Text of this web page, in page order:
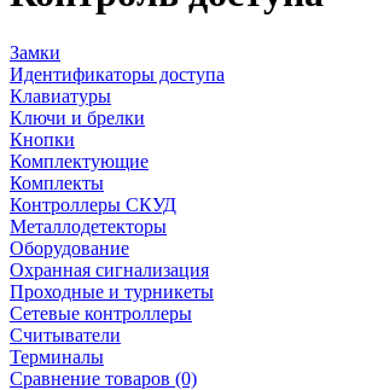
Замки
Идентификаторы доступа
Клавиатуры
Ключи и брелки
Кнопки
Комплектующие
Комплекты
Контроллеры СКУД
Металлодетекторы
Оборудование
Охранная сигнализация
Проходные и турникеты
Сетевые контроллеры
Считыватели
Терминалы
Сравнение товаров (0)